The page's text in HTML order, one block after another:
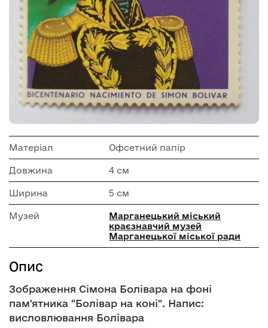
Матеріал Офсетний папір
Довжина 4 см
Ширина 5 см
Музей
Марганецький міський
краєзнавчий музей
Марганецької міської ради
Опис
Зображення Сімона Болівара на фоні
пам'ятника "Болівар на коні". Напис:
висловлювання Болівара